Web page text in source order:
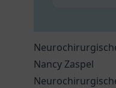
Nancy Zaspel